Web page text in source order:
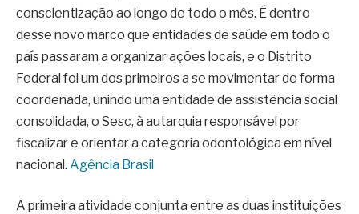
conscientização ao longo de todo o mês. É dentro
desse novo marco que entidades de saúde em todo o
país passaram a organizar ações locais, e o Distrito
Federal foi um dos primeiros a se movimentar de forma
coordenada, unindo uma entidade de assistência social
consolidada, o Sesc, à autarquia responsável por
fiscalizar e orientar a categoria odontológica em nível
nacional. Agência Brasil
A primeira atividade conjunta entre as duas instituições